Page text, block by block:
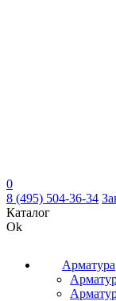
0
8 (495) 504-36-34
Каталог
Ok
Арматура